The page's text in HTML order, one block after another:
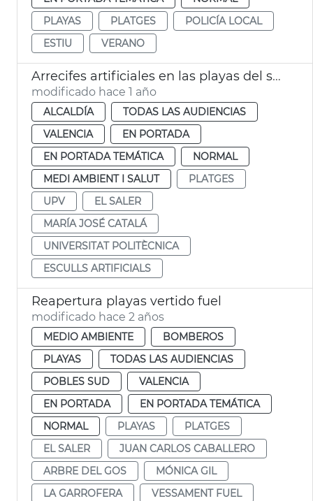
PLAYAS
PLATGES
POLICÍA LOCAL
ESTIU
VERANO
Arrecifes artificiales en las playas del sur
modificado hace 1 año
ALCALDÍA
TODAS LAS AUDIENCIAS
VALENCIA
EN PORTADA
EN PORTADA TEMÁTICA
NORMAL
MEDI AMBIENT I SALUT
PLATGES
UPV
EL SALER
MARÍA JOSÉ CATALÁ
UNIVERSITAT POLITÈCNICA
ESCULLS ARTIFICIALS
Reapertura playas vertido fuel
modificado hace 2 años
MEDIO AMBIENTE
BOMBEROS
PLAYAS
TODAS LAS AUDIENCIAS
POBLES SUD
VALENCIA
EN PORTADA
EN PORTADA TEMÁTICA
NORMAL
PLAYAS
PLATGES
EL SALER
JUAN CARLOS CABALLERO
ARBRE DEL GOS
MÓNICA GIL
LA GARROFERA
VESSAMENT FUEL